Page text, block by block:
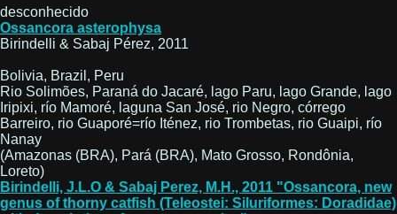
desconhecido
Ossancora asterophysa
Birindelli & Sabaj Pérez, 2011
Bolivia, Brazil, Peru
Rio Solimões, Paraná do Jacaré, lago Paru, lago Grande, lago
Iripixi, río Mamoré, laguna San José, rio Negro, córrego
Barreiro, rio Guaporé=río Iténez, rio Trombetas, rio Guaipi, río
Nanay
(Amazonas (BRA), Pará (BRA), Mato Grosso, Rondônia,
Loreto)
Birindelli, J.L.O & Sabaj Perez, M.H., 2011 "Ossancora, new
genus of thorny catfish (Teleostei: Siluriformes: Doradidae)